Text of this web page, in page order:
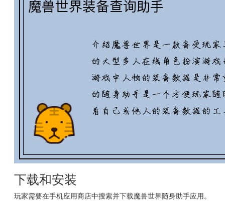
下载和安装
玩家需要在手机应用商店中搜索并下载魔兽世界随身助手应用。